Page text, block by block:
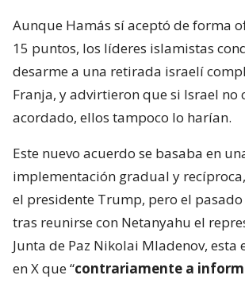
Aunque Hamás sí aceptó de forma
15 puntos, los líderes islamistas
desarme a una retirada israelí
Franja, y advirtieron que si Israel no
acordado, ellos tampoco lo harían.
Este nuevo acuerdo se basaba en
implementación gradual y
el presidente Trump, pero el pasado
tras reunirse con Netanyahu el
Junta de Paz Nikolai Mladenov,
en X que “contrariamente a